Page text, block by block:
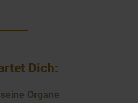
Dich:
Organe